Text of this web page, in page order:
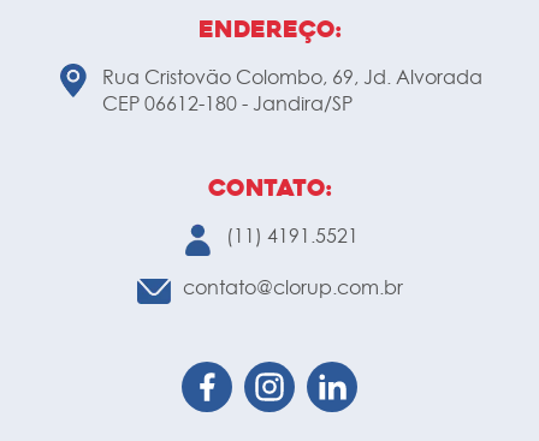
Endereço:
Rua Cristovão Colombo, 69, Jd. Alvorada
CEP 06612-180 - Jandira/SP
Contato:
(11) 4191.5521
contato@clorup.com.br